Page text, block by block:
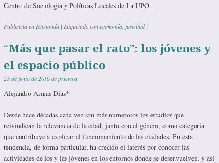
Centro de Sociología y Políticas Locales de La UPO.
Publicada en Economía | Etiquetado coneconomía juventud |
“Más que pasar el rato”: los jóvenes y
el espacio público
23 de junio de 2016deprimera
Alejandro Armas Díaz*
Desde hace décadas cada vez son más numerosos los estudios que
reivindican la relevancia de la edad, junto con el género, como categoría
que contribuye a explicar el funcionamiento de las ciudades. En esta
tendencia, de forma particular, ha crecido el interés por conocer las
actividades de los y las jóvenes en los entornos donde se desenvuelven, y así